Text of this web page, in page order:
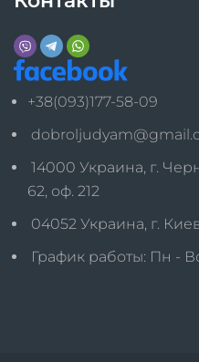
+38(093)177-58-09
14000 Украина, г.
62, оф. 212
04052 Украина, г.
График работы: Пн -